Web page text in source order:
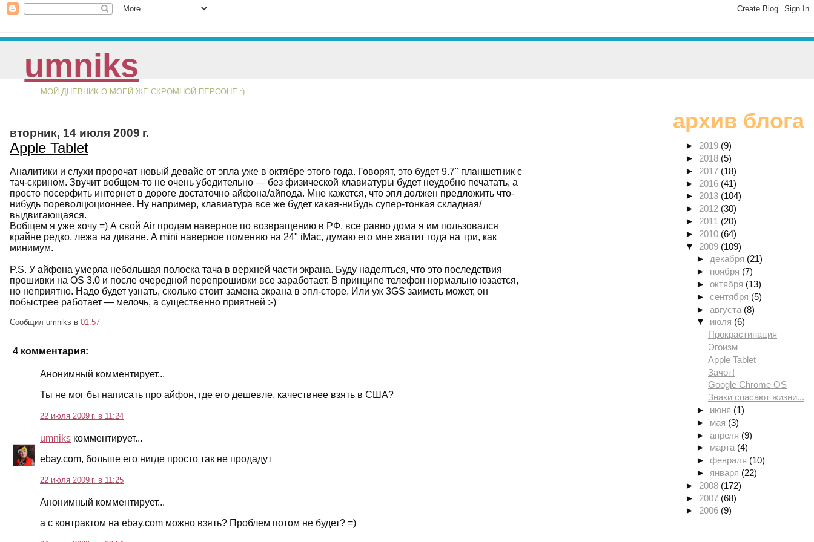
umniks
МОЙ ДНЕВНИК О МОЕЙ ЖЕ СКРОМНОЙ ПЕРСОНЕ :)
вторник, 14 июля 2009 г.
Apple Tablet
Аналитики и слухи пророчат новый девайс от эпла уже в октябре этого года. Говорят, это будет 9.7" планшетник с
тач-скрином. Звучит вобщем-то не очень убедительно — без физической клавиатуры будет неудобно печатать, а
просто посерфить интернет в дороге достаточно айфона/айпода. Мне кажется, что эпл должен предложить что-
нибудь пореволцюционнее. Ну например, клавиатура все же будет какая-нибудь супер-тонкая складная/
выдвигающаяся.
Вобщем я уже хочу =) А свой Air продам наверное по возвращению в РФ, все равно дома я им пользовался
крайне редко, лежа на диване. А mini наверное поменяю на 24" iMac, думаю его мне хватит года на три, как
минимум.
P.S. У айфона умерла небольшая полоска тача в верхней части экрана. Буду надеяться, что это последствия
прошивки на OS 3.0 и после очередной перепрошивки все заработает. В принципе телефон нормально юзается,
но неприятно. Надо будет узнать, сколько стоит замена экрана в эпл-сторе. Или уж 3GS заиметь может, он
побыстрее работает — мелочь, а существенно приятней :-)
Сообщил umniks в 01:57
4 комментария:
Анонимный комментирует...
Ты не мог бы написать про айфон, где его дешевле, качествнее взять в США?
22 июля 2009 г. в 11:24
umniks комментирует...
ebay.com, больше его нигде просто так не продадут
22 июля 2009 г. в 11:25
Анонимный комментирует...
а с контрактом на ebay.com можно взять? Проблем потом не будет? =)
архив блога
► 2019 (9)
► 2018 (5)
► 2017 (18)
► 2016 (41)
► 2013 (104)
► 2012 (30)
► 2011 (20)
► 2010 (64)
▼ 2009 (109)
► декабря (21)
► ноября (7)
►октября (13)
►сентября (5)
►августа (8)
▼ июля (6)
Прокрастинация
Эгоизм
Apple Tablet
Зачот!
Google Chrome OS
Знаки спасают жизни...
► июня (1)
► мая (3)
►апреля (9)
► марта (4)
►февраля (10)
► января (22)
► 2008 (172)
► 2007 (68)
► 2006 (9)